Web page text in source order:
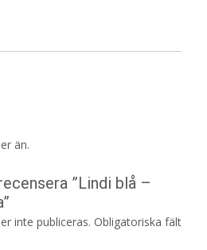
än.
”Lindi blå –
inte publiceras. Obligatoriska fält